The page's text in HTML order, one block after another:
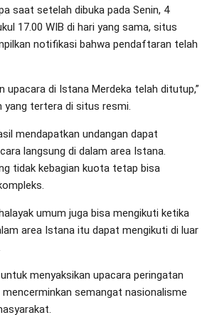
saat setelah dibuka pada Senin, 4
17.00 WIB di hari yang sama, situs
notifikasi bahwa pendaftaran telah
upacara di Istana Merdeka telah ditutup,”
yang tertera di situs resmi.
mendapatkan undangan dapat
langsung di dalam area Istana.
tidak kebagian kuota tetap bisa
umum juga bisa mengikuti ketika
area Istana itu dapat mengikuti di luar
menyaksikan upacara peringatan
semangat nasionalisme